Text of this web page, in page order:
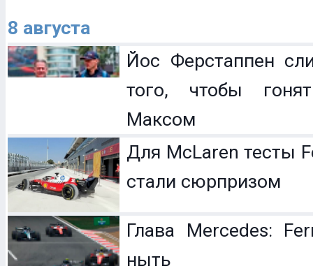
8 августа
Йос Ферстаппен
того, чтобы
Максом
Для McLaren тесты
стали сюрпризом
Глава Mercedes:
ныть